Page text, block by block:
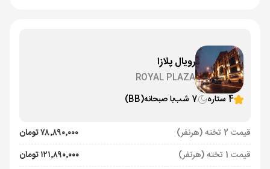
رویال پلازا
ROYAL PLAZA
4 ستاره
7 شب با صبحانه(BB)
قیمت 2 تخته (هرنفر)
۷۸٬۸۹۰٬۰۰۰ تومان
قیمت 1 تخته (هرنفر)
۱۲۱٬۸۹۰٬۰۰۰ تومان